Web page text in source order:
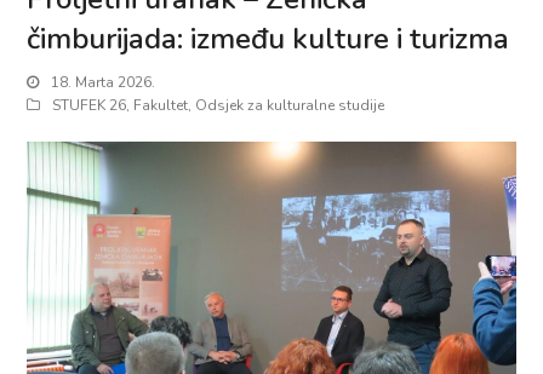
čimburijada: između kulture i turizma
18. Marta 2026.
STUFEK 26, Fakultet, Odsjek za kulturalne studije